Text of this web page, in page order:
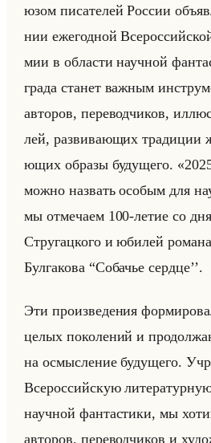
юзом пи­са­те­лей Рос­сии
нии еже­год­ной
мии в об­ла­сти на­уч­ной
гра­да ста­нет важ­ным
ав­то­ров, пе­ре­вод­чи­ков,
лей, раз­ви­ва­ющих
ющих об­ра­зы бу­ду­ще­го.
можно назвать особым для
мы отмечаем 100-летие со
Стругацкого и юбилей
Булгакова “Собачье сердце’’.
Эти произведения
целых поколений и
на осмысление будущего.
Всероссийскую
научной фантастики, мы
авторов, переводчиков и